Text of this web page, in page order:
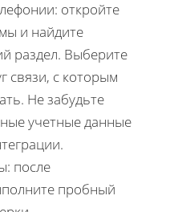
откройте
и найдите
раздел. Выберите
связи, с которым
Не забудьте
учетные данные
после
пробный